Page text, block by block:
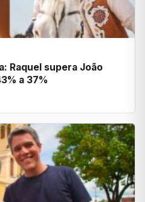
Raquel supera João
a 37%